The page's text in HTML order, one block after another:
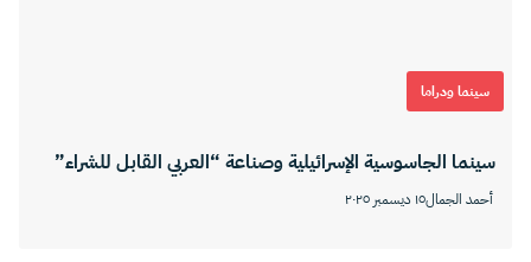
سينما ودراما
سينما الجاسوسية الإسرائيلية وصناعة “العربي القابل للشراء”
أحمد الجمال١٥ ديسمبر ٢٠٢٥